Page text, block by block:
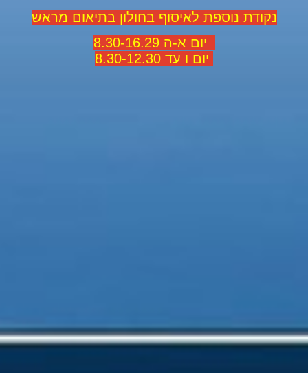
נקודת נוספת לאיסוף בחולון בתיאום מראש
יום א-ה 8.30-16.29
יום ו עד 8.30-12.30